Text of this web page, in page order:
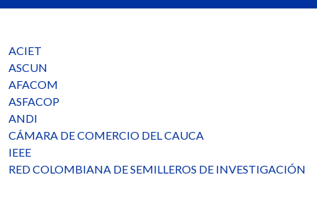
ACIET
ASCUN
AFACOM
ASFACOP
ANDI
CÁMARA DE COMERCIO DEL CAUCA
IEEE
RED COLOMBIANA DE SEMILLEROS DE INVESTIGACIÓN